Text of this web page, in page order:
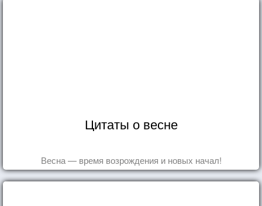
Цитаты о весне
Весна — время возрождения и новых начал!